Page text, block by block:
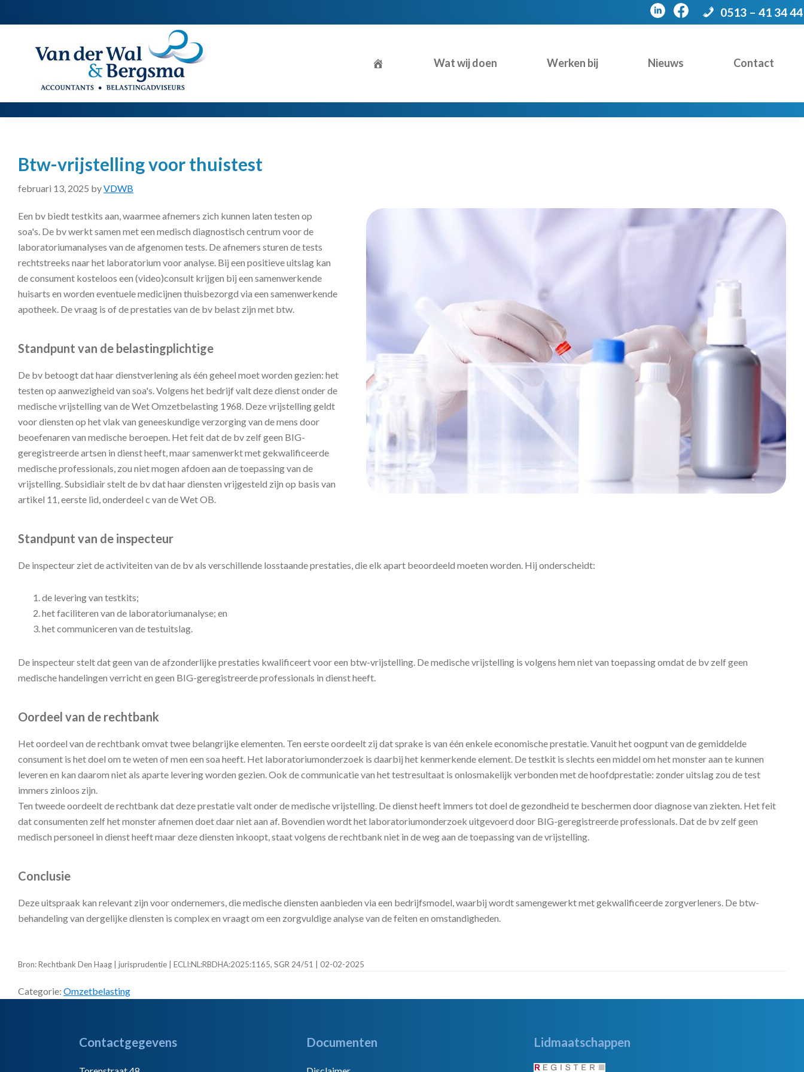
hoofdnavigatie
hoofd
voettekst
0513 – 41 34 44
Van
der
Accountants
|
Wat wij doen Werken bij Nieuws Contact
Btw-vrijstelling voor thuistest
februari 13, 2025 byVDWB
Een bv biedt testkits aan, waarmee afnemers zich kunnen laten testen op
soa's. De bv werkt samen met een medisch diagnostisch centrum voor de
laboratoriumanalyses van de afgenomen tests. De afnemers sturen de tests
rechtstreeks naar het laboratorium voor analyse. Bij een positieve uitslag kan
de consument kosteloos een (video)consult krijgen bij een samenwerkende
huisarts en worden eventuele medicijnen thuisbezorgd via een samenwerkende
apotheek. De vraag is of de prestaties van de bv belast zijn met btw.
Standpunt van de belastingplichtige
De bv betoogt dat haar dienstverlening als één geheel moet worden gezien: het
testen op aanwezigheid van soa's. Volgens het bedrijf valt deze dienst onder de
medische vrijstelling van de Wet Omzetbelasting 1968. Deze vrijstelling geldt
voor diensten op het vlak van geneeskundige verzorging van de mens door
beoefenaren van medische beroepen. Het feit dat de bv zelf geen BIG-
geregistreerde artsen in dienst heeft, maar samenwerkt met gekwalificeerde
medische professionals, zou niet mogen afdoen aan de toepassing van de
vrijstelling. Subsidiair stelt de bv dat haar diensten vrijgesteld zijn op basis van
artikel 11, eerste lid, onderdeel c van de Wet OB.
Standpunt van de inspecteur
De inspecteur ziet de activiteiten van de bv als verschillende losstaande prestaties, die elk apart beoordeeld moeten worden. Hij onderscheidt:
de levering van testkits;
het faciliteren van de laboratoriumanalyse; en
het communiceren van de testuitslag.
De inspecteur stelt dat geen van de afzonderlijke prestaties kwalificeert voor een btw-vrijstelling. De medische vrijstelling is volgens hem niet van toepassing omdat de bv zelf geen
medische handelingen verricht en geen BIG-geregistreerde professionals in dienst heeft.
Oordeel van de rechtbank
Het oordeel van de rechtbank omvat twee belangrijke elementen. Ten eerste oordeelt zij dat sprake is van één enkele economische prestatie. Vanuit het oogpunt van de gemiddelde
consument is het doel om te weten of men een soa heeft. Het laboratoriumonderzoek is daarbij het kenmerkende element. De testkit is slechts een middel om het monster aan te kunnen
leveren en kan daarom niet als aparte levering worden gezien. Ook de communicatie van het testresultaat is onlosmakelijk verbonden met de hoofdprestatie: zonder uitslag zou de test
immers zinloos zijn.
Ten tweede oordeelt de rechtbank dat deze prestatie valt onder de medische vrijstelling. De dienst heeft immers tot doel de gezondheid te beschermen door diagnose van ziekten. Het feit
dat consumenten zelf het monster afnemen doet daar niet aan af. Bovendien wordt het laboratoriumonderzoek uitgevoerd door BIG-geregistreerde professionals. Dat de bv zelf geen
medisch personeel in dienst heeft maar deze diensten inkoopt, staat volgens de rechtbank niet in de weg aan de toepassing van de vrijstelling.
Conclusie
Deze uitspraak kan relevant zijn voor ondernemers, die medische diensten aanbieden via een bedrijfsmodel, waarbij wordt samengewerkt met gekwalificeerde zorgverleners. De btw-
behandeling van dergelijke diensten is complex en vraagt om een zorgvuldige analyse van de feiten en omstandigheden.
Bron: Rechtbank Den Haag | jurisprudentie | ECLI:NL:RBDHA:2025:1165, SGR 24/51 | 02-02-2025
Categorie: Omzetbelasting
Contactgegevens Documenten Lidmaatschappen